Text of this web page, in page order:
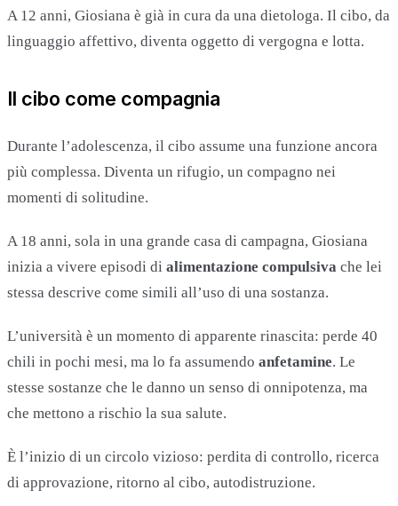
A 12 anni, Giosiana è già in cura da una dietologa. Il cibo, da
linguaggio affettivo, diventa oggetto di vergogna e lotta.
Il cibo come compagnia
Durante l’adolescenza, il cibo assume una funzione ancora
più complessa. Diventa un rifugio, un compagno nei
momenti di solitudine.
A 18 anni, sola in una grande casa di campagna, Giosiana
inizia a vivere episodi di alimentazione compulsiva che lei
stessa descrive come simili all’uso di una sostanza.
L’università è un momento di apparente rinascita: perde 40
chili in pochi mesi, ma lo fa assumendo anfetamine. Le
stesse sostanze che le danno un senso di onnipotenza, ma
che mettono a rischio la sua salute.
È l’inizio di un circolo vizioso: perdita di controllo, ricerca
di approvazione, ritorno al cibo, autodistruzione.